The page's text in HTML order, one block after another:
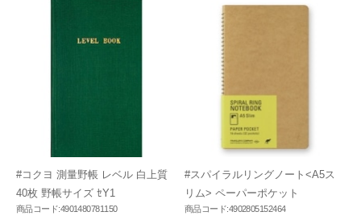
#コクヨ 測量野帳 レベル 白上質
40枚 野帳サイズ ｾY1
商品コード:4901480781150
#スパイラルリングノート<A5ス
リム> ペーパーポケット
商品コード:4902805152464